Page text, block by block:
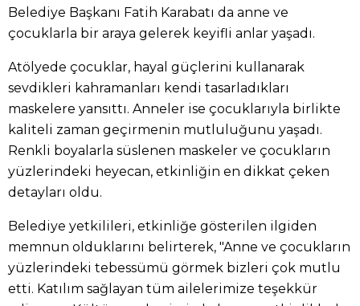
Belediye Başkanı Fatih Karabatı da anne ve
çocuklarla bir araya gelerek keyifli anlar yaşadı.
Atölyede çocuklar, hayal güçlerini kullanarak
sevdikleri kahramanları kendi tasarladıkları
maskelere yansıttı. Anneler ise çocuklarıyla birlikte
kaliteli zaman geçirmenin mutluluğunu yaşadı.
Renkli boyalarla süslenen maskeler ve çocukların
yüzlerindeki heyecan, etkinliğin en dikkat çeken
detayları oldu.
Belediye yetkilileri, etkinliğe gösterilen ilgiden
memnun olduklarını belirterek, "Anne ve çocukların
yüzlerindeki tebessümü görmek bizleri çok mutlu
etti. Katılım sağlayan tüm ailelerimize teşekkür